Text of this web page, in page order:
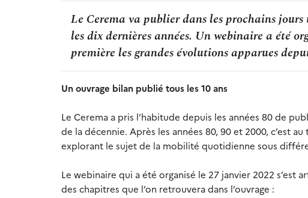
Le Cerema va publier dans les prochains
les dix dernières années. Un webinaire a été
première les grandes évolutions apparues
Un ouvrage bilan publié tous les 10 ans
Le Cerema a pris l’habitude depuis les années 80 de
de la décennie. Après les années 80, 90 et 2000, c’est
explorant le sujet de la mobilité quotidienne sous
Le webinaire qui a été organisé le 27 janvier 2022
des chapitres que l’on retrouvera dans l’ouvrage :